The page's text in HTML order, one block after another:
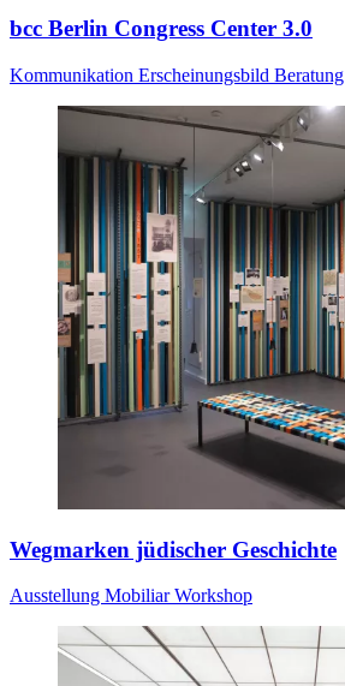
bcc Berlin Congress Center 3.0
Kommunikation Erscheinungsbild Beratung
Wegmarken jüdischer Geschichte
Ausstellung MobiliarWorkshop